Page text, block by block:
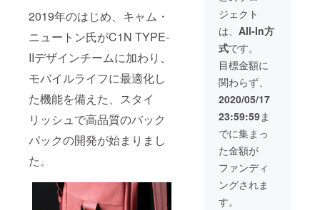
2019年のはじめ、キャム・
ニュートン氏がC1N TYPE-
IIデザインチームに加わり、
モバイルライフに最適化し
た機能を備えた、スタイ
リッシュで高品質のバック
パックの開発が始まりまし
た。
der
strap）
1個
フィー
ルド
パック
（Field
pack）
1個 ・
カメラ
パック
（Cam
era
pack）
1個 ・
ショル
ダース
トラッ
プ
（Shoul
ジェクト
は、 All-In方
式です。
目標金額に
関わらず、
2020/05/17
23:59:59ま
でに集まっ
た金額が
ファンディ
ングされま
す。